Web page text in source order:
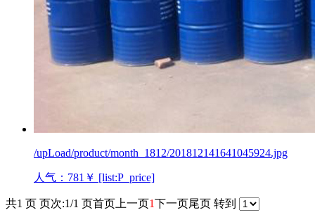
/upLoad/product/month_1812/201812141641045924.jpg
人气：781 ￥ [list:P_price]
共1 页 页次:1/1 页首页 上一页1下一页尾页 转到